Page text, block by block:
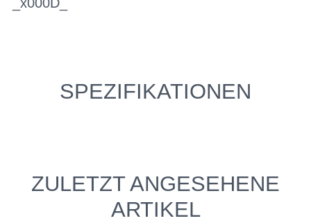
SPEZIFIKATIONEN
ZULETZT ANGESEHENE
ARTIKEL